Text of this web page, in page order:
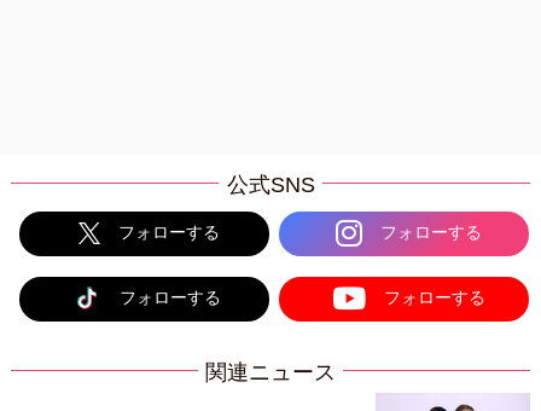
公式SNS
フォローする フォローする
フォローする フォローする
関連ニュース